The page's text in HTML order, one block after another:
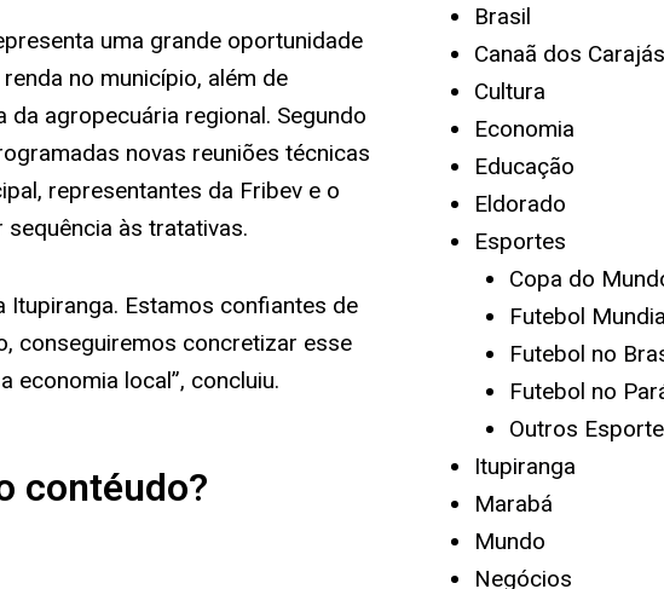
uma grande oportunidade
no município, além de
agropecuária regional. Segundo
novas reuniões técnicas
representantes da Fribev e o
às tratativas.
Itupiranga. Estamos confiantes de
conseguiremos concretizar esse
economia local”, concluiu.
contéudo?
Brasil
Canaã dos Carajás
Cultura
Economia
Educação
Eldorado
Esportes
Copa do
Futebol
Futebol no
Futebol no
Outros
Itupiranga
Marabá
Mundo
Negócios